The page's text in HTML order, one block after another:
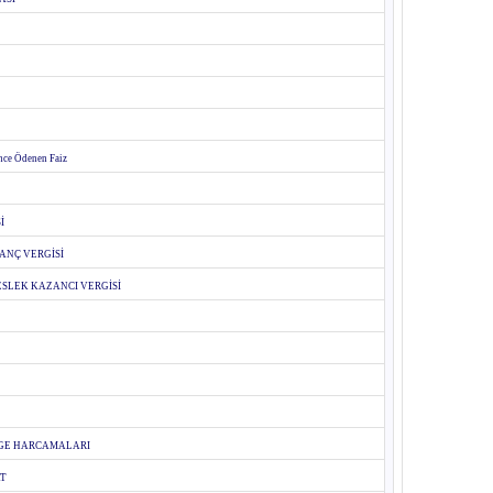
Ödenen Faiz
VERGİSİ
KAZANCI VERGİSİ
HARCAMALARI